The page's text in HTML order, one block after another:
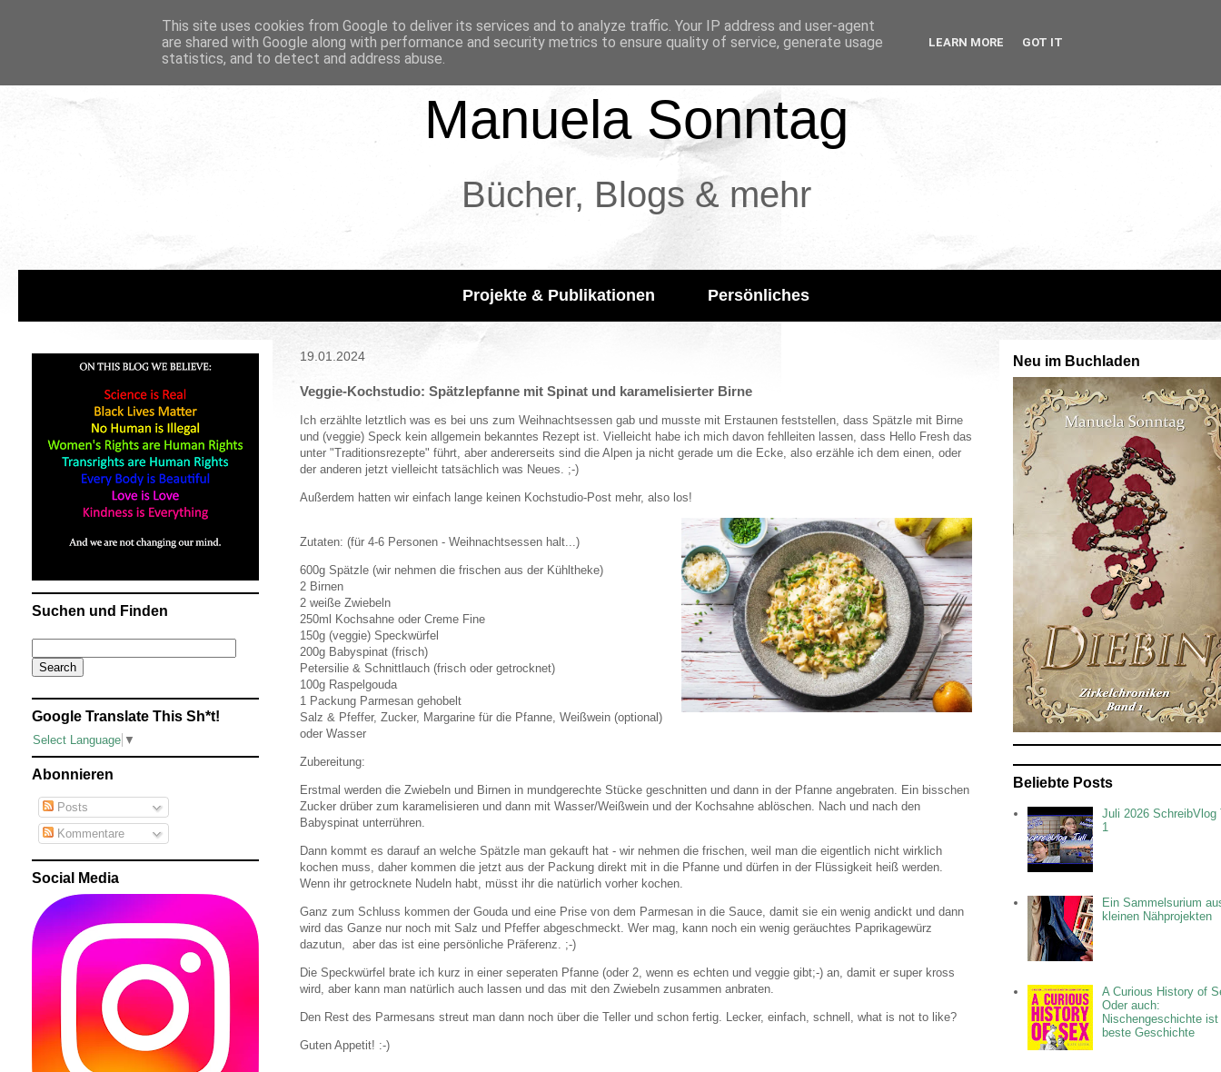
Manuela Sonntag
Bücher, Blogs & mehr
Projekte & Publikationen Persönliches
19.01.2024
Veggie-Kochstudio: Spätzlepfanne mit Spinat und karamelisierter Birne
Ich erzählte letztlich was es bei uns zum Weihnachtsessen gab und musste mit Erstaunen feststellen, dass Spätzle mit Birne
und (veggie) Speck kein allgemein bekanntes Rezept ist. Vielleicht habe ich mich davon fehlleiten lassen, dass Hello Fresh das
unter "Traditionsrezepte" führt, aber andererseits sind die Alpen ja nicht gerade um die Ecke, also erzähle ich dem einen, oder
der anderen jetzt vielleicht tatsächlich was Neues. ;-)
Außerdem hatten wir einfach lange keinen Kochstudio-Post mehr, also los!
Zutaten: (für 4-6 Personen - Weihnachtsessen halt...)
600g Spätzle (wir nehmen die frischen aus der Kühltheke)
2 Birnen
2 weiße Zwiebeln
250ml Kochsahne oder Creme Fine
150g (veggie) Speckwürfel
200g Babyspinat (frisch)
Petersilie & Schnittlauch (frisch oder getrocknet)
100g Raspelgouda
1 Packung Parmesan gehobelt
Salz & Pfeffer, Zucker, Margarine für die Pfanne, Weißwein (optional)
oder Wasser
Zubereitung:
Erstmal werden die Zwiebeln und Birnen in mundgerechte Stücke geschnitten und dann in der Pfanne angebraten. Ein bisschen
Zucker drüber zum karamelisieren und dann mit Wasser/Weißwein und der Kochsahne ablöschen. Nach und nach den
Babyspinat unterrühren.
Dann kommt es darauf an welche Spätzle man gekauft hat - wir nehmen die frischen, weil man die eigentlich nicht wirklich
kochen muss, daher kommen die jetzt aus der Packung direkt mit in die Pfanne und dürfen in der Flüssigkeit heiß werden.
Wenn ihr getrocknete Nudeln habt, müsst ihr die natürlich vorher kochen.
Ganz zum Schluss kommen der Gouda und eine Prise von dem Parmesan in die Sauce, damit sie ein wenig andickt und dann
wird das Ganze nur noch mit Salz und Pfeffer abgeschmeckt. Wer mag, kann noch ein wenig geräuchtes Paprikagewürz
dazutun, aber das ist eine persönliche Präferenz. ;-)
Die Speckwürfel brate ich kurz in einer seperaten Pfanne (oder 2, wenn es echten und veggie gibt;-) an, damit er super kross
wird, aber kann man natürlich auch lassen und das mit den Zwiebeln zusammen anbraten.
Den Rest des Parmesans streut man dann noch über die Teller und schon fertig. Lecker, einfach, schnell, what is not to like?
Guten Appetit! :-)
Suchen und Finden
Google Translate This Sh*t!
Select Language ▼
Abonnieren
Posts
Kommentare
Social Media
Neu im Buchladen
Beliebte Posts
Juli 2026 SchreibVlog
1
Ein Sammelsurium
kleinen Nähprojekten
A Curious History of
Oder auch:
Nischengeschichte ist
beste Geschichte
This site uses cookies from Google to deliver its services and to analyze traffic. Your IP address and user-agent
are shared with Google along with performance and security metrics to ensure quality of service, generate usage
statistics, and to detect and address abuse.
LEARN MORE GOT IT